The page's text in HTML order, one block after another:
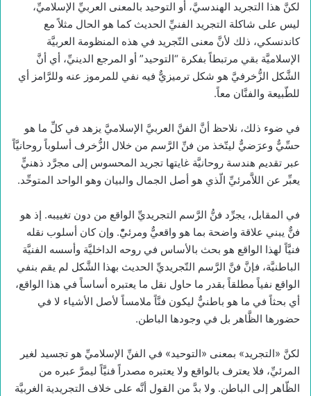
لكنَّ هذا التجريد الهندسيَّ، أو التوحيد بالمعنى العربيِّ الإسلاميِّ،
ليس على شاكلة التجريد الفنيِّ الحديث كما هو الحال مثلاً مع
كاندنسكي، ذلك لأنَّ معنى التّجريد في هذه المنظومة العربيَّة
الإسلاميَّة بقي مرتبطاً بفكرة “التوحيد” أو المرجع الدينيِّ، أي أنَّ
الشَّكل الزُّخرفيَّ هو شكل ترميزيٌّ فيه نفي للمرموز عنه وللرَّامز أي
للطّبيعة والفنَّان معاً.
في ضوء ذلك، نلاحظ أنَّ الفنَّ العربيَّ الإسلاميَّ يزهد في كلِّ ما هو
حسِّيٌّ وعرَضيٌّ ليتّخذ من فنِّ الرَّسم من خلال الزُّخرف أسلوباً روحانيَّاً
عبر تقديم هندسة روحانيَّة غايتها تجريد المحسوس إلى مجرَّد ذهنيٍّ
يعبِّر عن اللاَّمرئيِّ الّذي هو أصل الجمال والبيان وهو الواحد المتوحِّد.
في المقابل، يجرِّد فنُّ الرَّسم التجريديِّ الواقع من دون تغييبه. إذ هو
فنٌّ يبني علاقة واضحة بما هو واقعيٌّ ومرئيّْ. وإن كان أسلوب نقله
فنيَّاً لهذا الواقع هو بحث بالأساس في روحه الداخليَّة وأسسه الفنيَّة
الباطنيَّة، فإنَّ فنَّ الرَّسم التّجريديِّ الحديث بهذا الشَّكل لم يقم بنفي
الواقع نفياً مطلقاً بقدر ما حاول نقل ما يعتبره أساساً في هذا الواقع،
أي بحثاً في ما هو باطنيٌّ ليكون فنَّاً ملامساً لأصل الأشياء لا في
حضورها الظَّاهر بل في وجودها الباطن.
لكنَّ «التجريد» بمعنى «التوحيد» في الفنِّ الإسلاميِّ هو تجسيد لغير
المرئيِّ، فلا يعترف بالواقع ولا يعتبره مصدراً فنيَّاً ليمرَّ عبره من
الظّاهر إلى الباطن. ولا بدَّ من القول أنَّه على خلاف التجريدية الغربيَّة